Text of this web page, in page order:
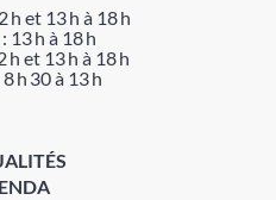
h et 13 h à 18 h
13 h à 18 h
h et 13 h à 18 h
h 30 à 13 h